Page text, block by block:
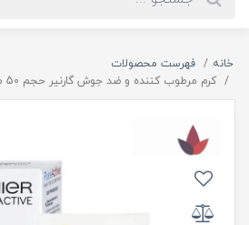
خانه
فهرست محصولات
کرم مرطوب کننده و ضد جوش گارنیر حجم 50 میل